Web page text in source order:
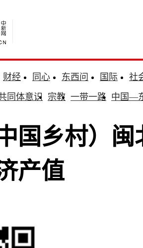
财经 同心 东西问 国际
社
同体意识 宗教 一带一路 中国—
国乡村）
产值